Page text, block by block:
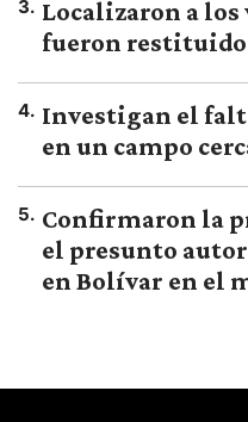
3. Localizaron a los
fueron
4. Investigan el
en un campo
5. Confirmaron la
el presunto
en Bolívar en el